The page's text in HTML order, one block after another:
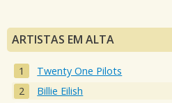
ARTISTAS EM ALTA
Twenty One Pilots
Billie Eilish